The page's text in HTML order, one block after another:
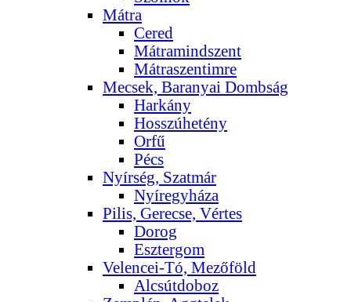
Mátra
Cered
Mátramindszent
Mátraszentimre
Mecsek, Baranyai Dombság
Harkány
Hosszúhetény
Orfű
Pécs
Nyírség, Szatmár
Nyíregyháza
Pilis, Gerecse, Vértes
Dorog
Esztergom
Velencei-Tó, Mezőföld
Alcsútdoboz